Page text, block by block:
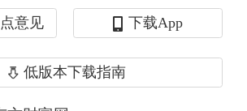
业、建设经济。当地生活
机会多，有优质医疗和公
意见 下载App
低版本下载指南